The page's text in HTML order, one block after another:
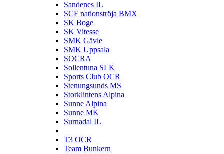
Sandenes IL
SCF nationströja BMX
SK Boge
SK Vitesse
SMK Gävle
SMK Uppsala
SOCRA
Sollentuna SLK
Sports Club OCR
Stenungsunds MS
Storklintens Alpina
Sunne Alpina
Sunne MK
Surnadal IL
T3 OCR
Team Bunkern